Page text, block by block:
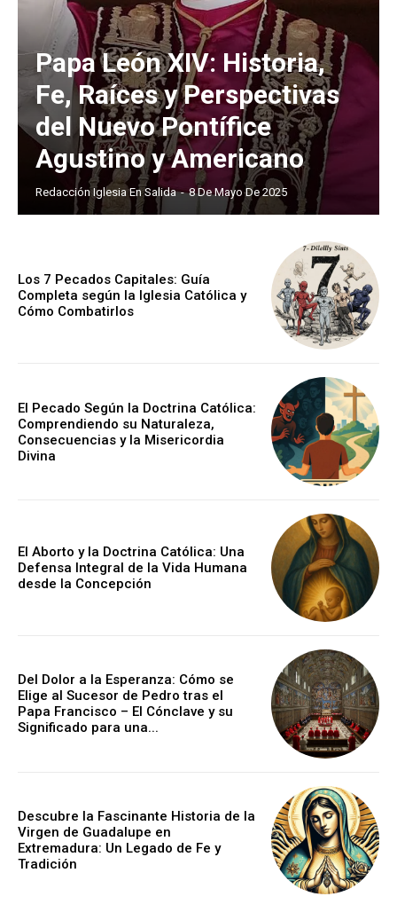
Papa León XIV: Historia,
Fe, Raíces y Perspectivas
del Nuevo Pontífice
Agustino y Americano
Redacción Iglesia En Salida - 8 De Mayo De 2025
Los 7 Pecados Capitales: Guía
Completa según la Iglesia Católica y
Cómo Combatirlos
El Pecado Según la Doctrina Católica:
Comprendiendo su Naturaleza,
Consecuencias y la Misericordia
Divina
El Aborto y la Doctrina Católica: Una
Defensa Integral de la Vida Humana
desde la Concepción
Del Dolor a la Esperanza: Cómo se
Elige al Sucesor de Pedro tras el
Papa Francisco – El Cónclave y su
Significado para una...
Descubre la Fascinante Historia de la
Virgen de Guadalupe en
Extremadura: Un Legado de Fe y
Tradición